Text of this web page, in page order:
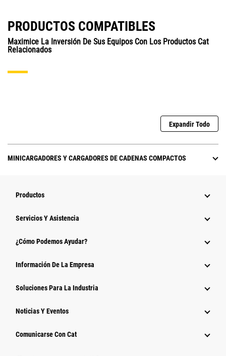
PRODUCTOS COMPATIBLES
Maximice La Inversión De Sus Equipos Con Los Productos Cat
Relacionados
Expandir Todo
MINICARGADORES Y CARGADORES DE CADENAS COMPACTOS
Productos
Servicios Y Asistencia
¿Cómo Podemos Ayudar?
Información De La Empresa
Soluciones Para La Industria
Noticias Y Eventos
Comunicarse Con Cat